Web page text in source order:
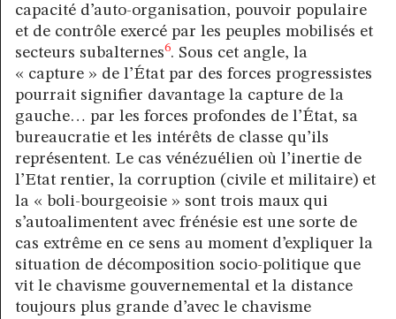
capacité d’auto-organisation, pouvoir populaire
et de contrôle exercé par les peuples mobilisés et
secteurs subalternes6. Sous cet angle, la
« capture » de l’État par des forces progressistes
pourrait signifier davantage la capture de la
gauche… par les forces profondes de l’État, sa
bureaucratie et les intérêts de classe qu’ils
représentent. Le cas vénézuélien où l’inertie de
l’Etat rentier, la corruption (civile et militaire) et
la « boli-bourgeoisie » sont trois maux qui
s’autoalimentent avec frénésie est une sorte de
cas extrême en ce sens au moment d’expliquer la
situation de décomposition socio-politique que
vit le chavisme gouvernemental et la distance
toujours plus grande d’avec le chavisme